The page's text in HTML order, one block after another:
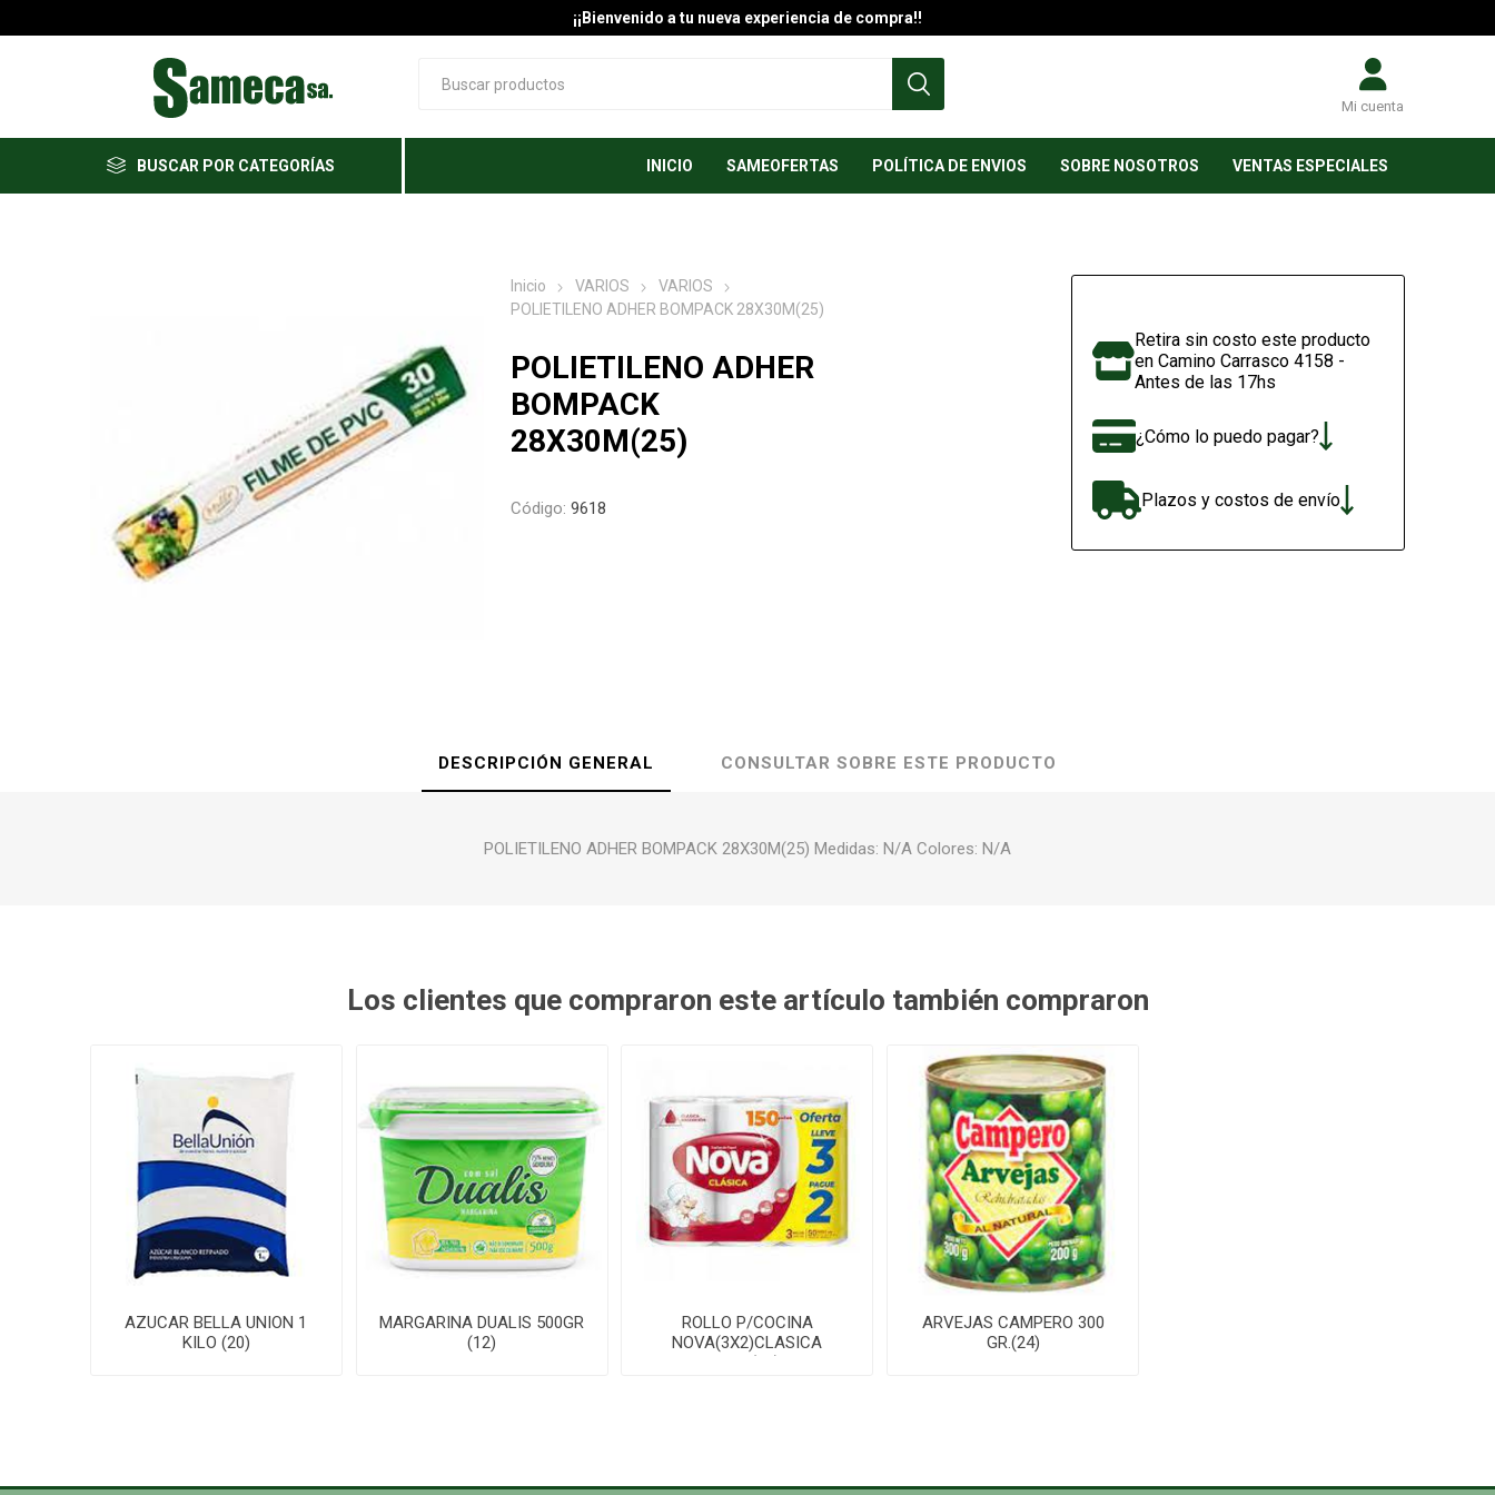
¡¡Bienvenido a tu nueva experiencia de compra!!
Mi cuenta
BUSCAR POR CATEGORÍAS INICIO SAMEOFERTAS POLÍTICA DE ENVIOS SOBRE NOSOTROS VENTAS ESPECIALES
Inicio VARIOS
VARIOS
POLIETILENO ADHER BOMPACK 28X30M(25)
POLIETILENO ADHER
BOMPACK
28X30M(25)
Código: 9618
Retira sin costo este producto
en Camino Carrasco 4158 -
Antes de las 17hs
¿Cómo lo puedo pagar?
Plazos y costos de envío
DESCRIPCIÓN GENERAL CONSULTAR SOBRE ESTE PRODUCTO
POLIETILENO ADHER BOMPACK 28X30M(25) Medidas: N/A Colores: N/A
Los clientes que compraron este artículo también compraron
AZUCAR BELLA UNION 1
KILO (20)
MARGARINA DUALIS 500GR
(12)
ROLLO P/COCINA
NOVA(3X2)CLASICA
100P(10)
ARVEJAS CAMPERO 300
GR.(24)